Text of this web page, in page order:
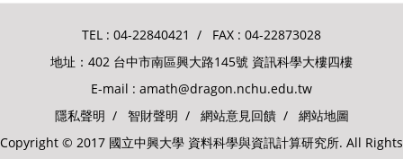
TEL : 04-22840421 / FAX : 04-22873028
地址：402 台中市南區興大路145號 資訊科學大樓四樓
E-mail : amath@dragon.nchu.edu.tw
隱私聲明 / 智財聲明 / 網站意見回饋/ 網站地圖
Copyright © 2017 國立中興大學 資料科學與資訊計算研究所. All Rights